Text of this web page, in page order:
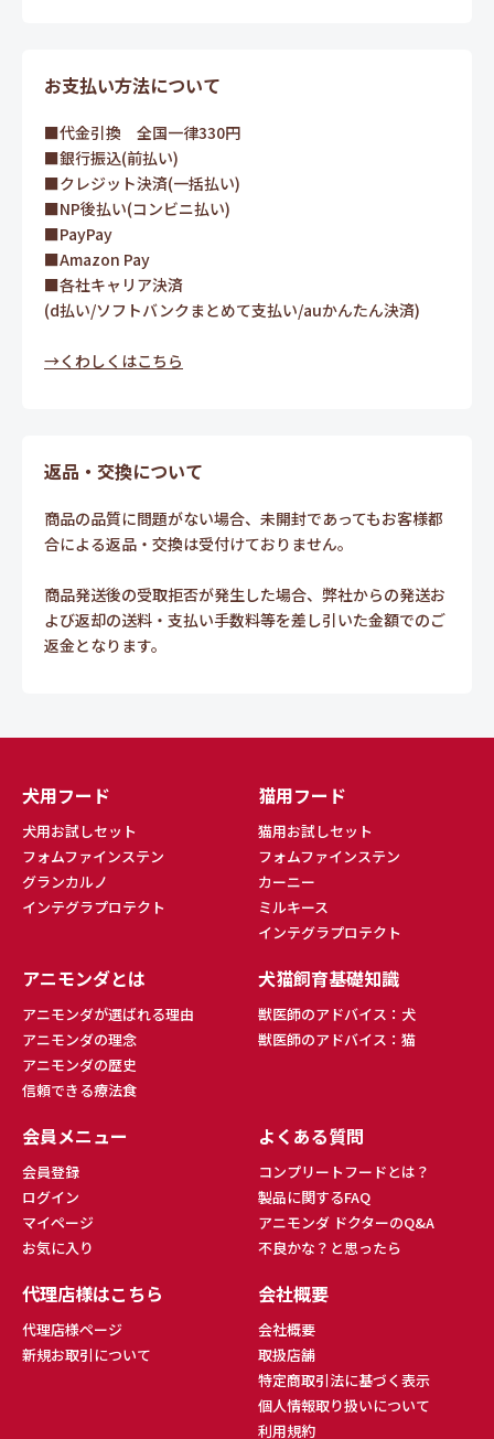
お支払い方法について
■代金引換 全国一律330円
■銀行振込(前払い)
■クレジット決済(一括払い)
■NP後払い(コンビニ払い)
■PayPay
■Amazon Pay
■各社キャリア決済
(d払い/ソフトバンクまとめて支払い/auかんたん決済)
→くわしくはこちら
返品・交換について
商品の品質に問題がない場合、未開封であってもお客様都
合による返品・交換は受付けておりません。
商品発送後の受取拒否が発生した場合、弊社からの発送お
よび返却の送料・支払い手数料等を差し引いた金額でのご
返金となります。
犬用フード
犬用お試しセット
フォムファインステン
グランカルノ
インテグラプロテクト
猫用フード
猫用お試しセット
フォムファインステン
カーニー
ミルキース
インテグラプロテクト
アニモンダとは
アニモンダが選ばれる理由
アニモンダの理念
アニモンダの歴史
信頼できる療法食
犬猫飼育基礎知識
獣医師のアドバイス：犬
獣医師のアドバイス：猫
会員メニュー
会員登録
ログイン
マイページ
お気に入り
よくある質問
コンプリートフードとは？
製品に関するFAQ
アニモンダ ドクターのQ&A
不良かな？と思ったら
代理店様はこちら
代理店様ページ
新規お取引について
会社概要
会社概要
取扱店舗
特定商取引法に基づく表示
個人情報取り扱いについて
利用規約